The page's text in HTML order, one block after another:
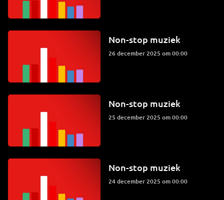
Non-stop muziek
26 december 2025 om 00:00
Non-stop muziek
25 december 2025 om 00:00
Non-stop muziek
24 december 2025 om 00:00